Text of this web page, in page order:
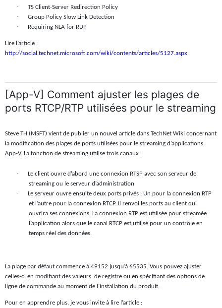
· TS Client-Server Redirection Policy
· Group Policy Slow Link Detection
· Requiring NLA for RDP
Lire l’article :
http://social.technet.microsoft.com/wiki/contents/articles/5127.aspx
[App-V] Comment ajuster les plages de
ports RTCP/RTP utilisées pour le streaming
Steve TH (MSFT) vient de publier un nouvel article dans TechNet Wiki concernant
la modification des plages de ports utilisées pour le streaming d’applications
App-V. La fonction de streaming utilise trois canaux :
·
Le client ouvre d’abord une connexion RTSP avec son serveur de
streaming ou le serveur d’administration
·
Le serveur ouvre ensuite deux ports privés : Un pour la connexion RTP
et l’autre pour la connexion RTCP. Il renvoi les ports au client qui
ouvrira ses connexions. La connexion RTP est utilisée pour streamée
l’application alors que le canal RTCP est utilisé pour un contrôle en
temps réel des données.
La plage par défaut commence à 49152 jusqu’à 65535. Vous pouvez ajuster
celles-ci en modifiant des valeurs de registre ou en spécifiant des options de
ligne de commande au moment de l’installation du produit.
Pour en apprendre plus, je vous invite à lire l’article :